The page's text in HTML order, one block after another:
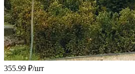
355.99 ₽/шт